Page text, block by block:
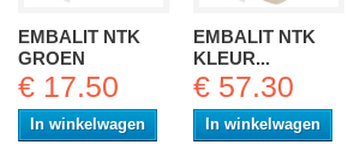
EMBALIT NTK
GROEN
€ 17.50
In winkelwagen
EMBALIT NTK
KLEUR...
€ 57.30
In winkelwagen